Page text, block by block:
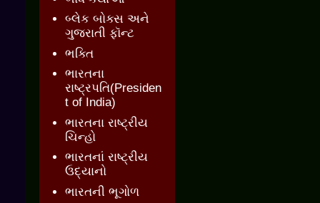
બ્લેક બોક્સ અને
ગુજરાતી ફૉન્ટ
ભક્તિ
ભારતના
રાષ્ટ્રપતિ(Presiden
t of India)
ભારતના રાષ્ટ્રીય
ચિન્હો
ભારતનાં રાષ્ટ્રીય
ઉદ્યાનો
ભારતની ભૂગોળ